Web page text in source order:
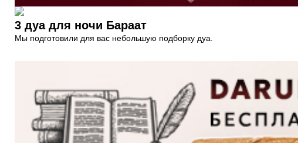
3 дуа для ночи Бараат
Мы подготовили для вас небольшую подборку дуа.